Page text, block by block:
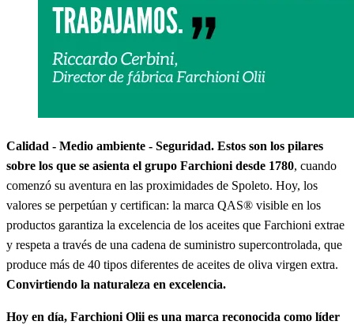
Calidad - Medio ambiente - Seguridad. Estos son los pilares
sobre los que se asienta el grupo Farchioni desde 1780, cuando
comenzó su aventura en las proximidades de Spoleto. Hoy, los
valores se perpetúan y certifican: la marca QAS® visible en los
productos garantiza la excelencia de los aceites que Farchioni extrae
y respeta a través de una cadena de suministro supercontrolada, que
produce más de 40 tipos diferentes de aceites de oliva virgen extra.
Convirtiendo la naturaleza en excelencia.
Hoy en día, Farchioni Olii es una marca reconocida como líder